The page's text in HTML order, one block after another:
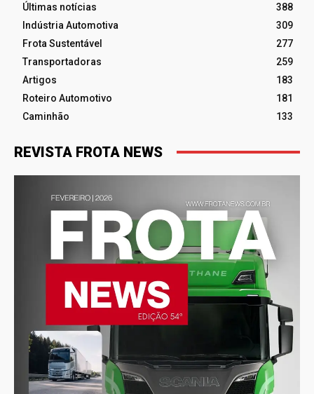
Últimas notícias
388
Indústria Automotiva
309
Frota Sustentável
277
Transportadoras
259
Artigos
183
Roteiro Automotivo
181
Caminhão
133
REVISTA FROTA NEWS